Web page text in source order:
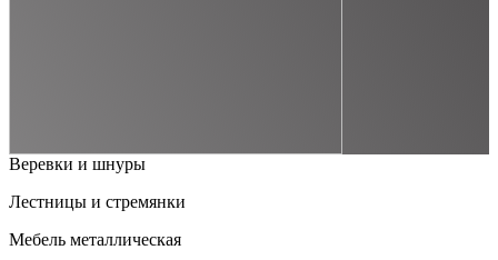
Веревки и шнуры
Лестницы и стремянки
Мебель металлическая